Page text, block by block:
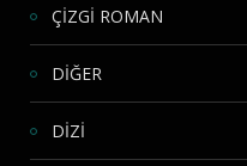
ÇİZGİ ROMAN
DİĞER
DİZİ